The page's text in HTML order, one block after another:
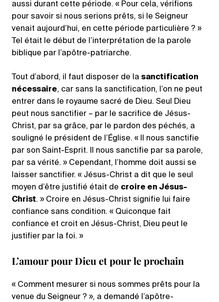
aussi durant cette période. « Pour cela, vérifions
pour savoir si nous serions prêts, si le Seigneur
venait aujourd’hui, en cette période particulière ? »
Tel était le début de l’interprétation de la parole
biblique par l’apôtre-patriarche.
Tout d’abord, il faut disposer de la sanctification
nécessaire, car sans la sanctification, l’on ne peut
entrer dans le royaume sacré de Dieu. Seul Dieu
peut nous sanctifier – par le sacrifice de Jésus-
Christ, par sa grâce, par le pardon des péchés, a
souligné le président de l’Église. « Il nous sanctifie
par son Saint-Esprit. Il nous sanctifie par sa parole,
par sa vérité. » Cependant, l’homme doit aussi se
laisser sanctifier. « Jésus-Christ a dit que le seul
moyen d’être justifié était de croire en Jésus-
Christ. » Croire en Jésus-Christ signifie lui faire
confiance sans condition. « Quiconque fait
confiance et croit en Jésus-Christ, Dieu peut le
justifier par la foi. »
L’amour pour Dieu et pour le prochain
« Comment mesurer si nous sommes prêts pour la
venue du Seigneur ? », a demandé l’apôtre-